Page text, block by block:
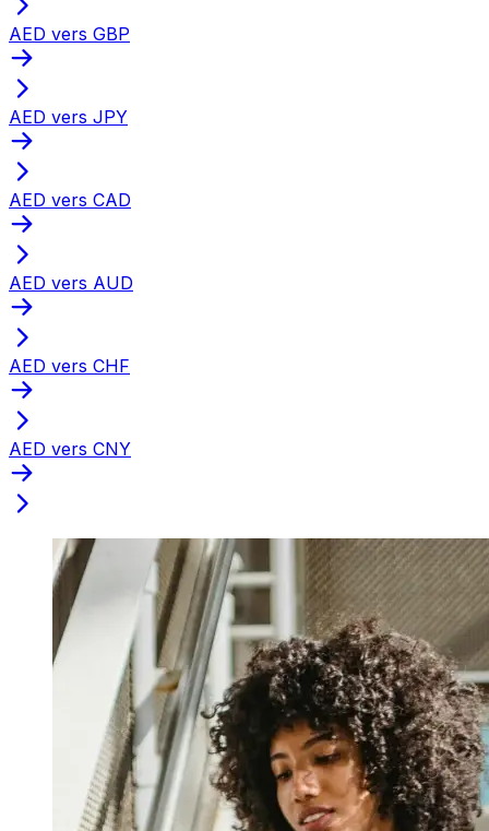
AED vers GBP
AED vers JPY
AED vers CAD
AED vers AUD
AED vers CHF
AED vers CNY